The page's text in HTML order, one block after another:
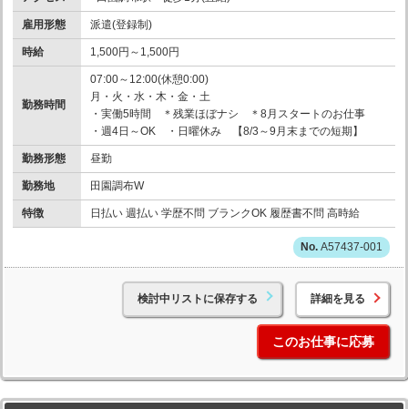
雇用形態 派遣(登録制)
時給 1,500円～1,500円
勤務時間
07:00～12:00(休憩0:00)
月・火・水・木・金・土
・実働5時間 ＊残業ほぼナシ ＊8月スタートのお仕事
・週4日～OK ・日曜休み 【8/3～9月末までの短期】
勤務形態 昼勤
勤務地 田園調布W
特徴 日払い 週払い 学歴不問 ブランクOK 履歴書不問 高時給
A57437-001
検討中リストに保存する 詳細を見る
このお仕事に応募